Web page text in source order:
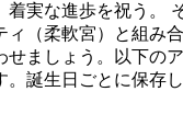
着実な進歩を祝う。
ィ（柔軟宮）と組み
せましょう。以下の
。誕生日ごとに保存